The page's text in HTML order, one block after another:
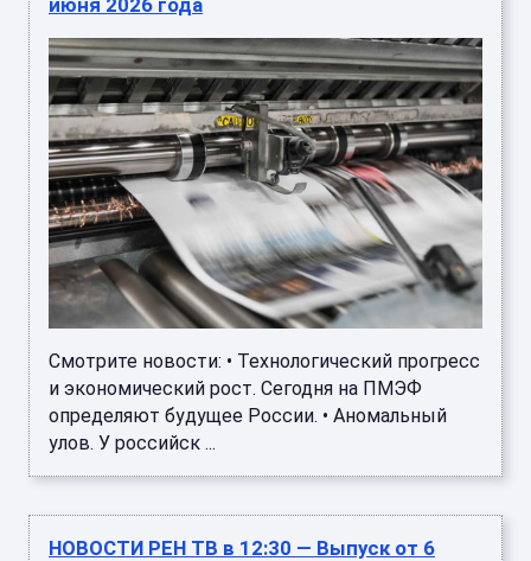
июня 2026 года
Смотрите новости: • Технологический прогресс
и экономический рост. Сегодня на ПМЭФ
определяют будущее России. • Аномальный
улов. У российск ...
НОВОСТИ РЕН ТВ в 12:30 — Выпуск от 6